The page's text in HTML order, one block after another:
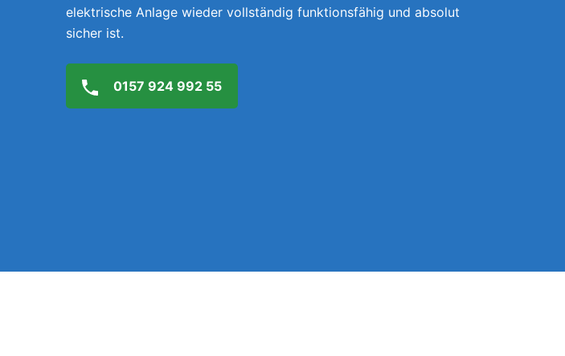
elektrische Anlage wieder vollständig funktionsfähig und absolut
sicher ist.
0157 924 992 55